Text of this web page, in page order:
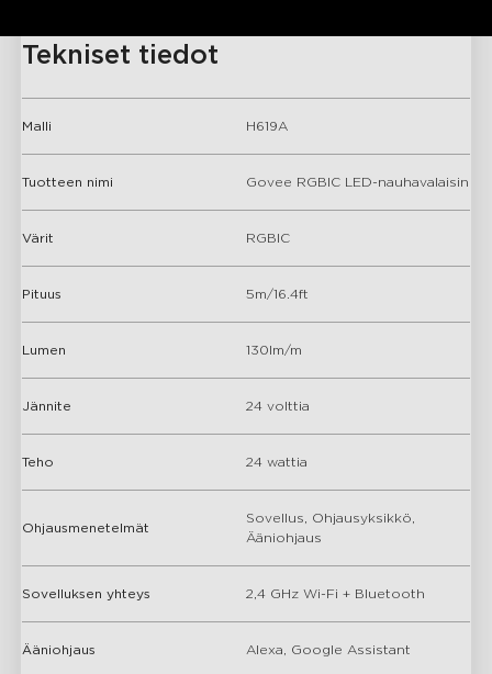
Tekniset tiedot
Malli H619A
Tuotteen nimi Govee RGBIC LED-nauhavalaisin
Värit RGBIC
Pituus 5m/16.4ft
Lumen 130lm/m
Jännite 24 volttia
Teho 24 wattia
Ohjausmenetelmät
Sovellus, Ohjausyksikkö,
Ääniohjaus
Sovelluksen yhteys 2,4 GHz Wi-Fi + Bluetooth
Ääniohjaus Alexa, Google Assistant